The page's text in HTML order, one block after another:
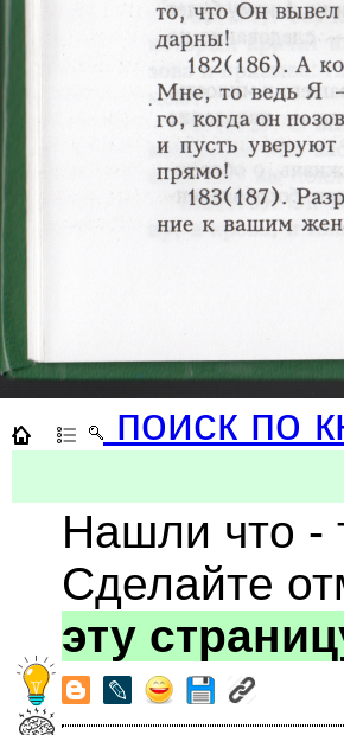
поиск по
Нашли что -
Сделайте
эту